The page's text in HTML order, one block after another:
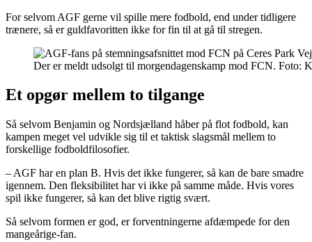
For selvom AGF gerne vil spille mere fodbold, end under tidligere
trænere, så er guldfavoritten ikke for fin til at gå til stregen.
Der er meldt udsolgt til morgendagenskamp mod FCN. Foto:
Et opgør mellem to tilgange
Så selvom Benjamin og Nordsjælland håber på flot fodbold, kan
kampen meget vel udvikle sig til et taktisk slagsmål mellem to
forskellige fodboldfilosofier.
– AGF har en plan B. Hvis det ikke fungerer, så kan de bare smadre
igennem. Den fleksibilitet har vi ikke på samme måde. Hvis vores
spil ikke fungerer, så kan det blive rigtig svært.
Så selvom formen er god, er forventningerne afdæmpede for den
mangeårige-fan.